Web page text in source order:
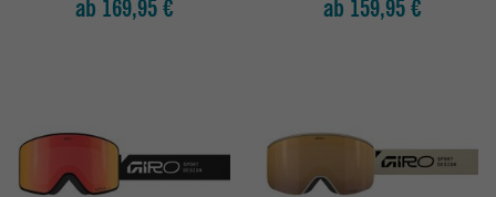
ab 169,95 € ab 159,95 €